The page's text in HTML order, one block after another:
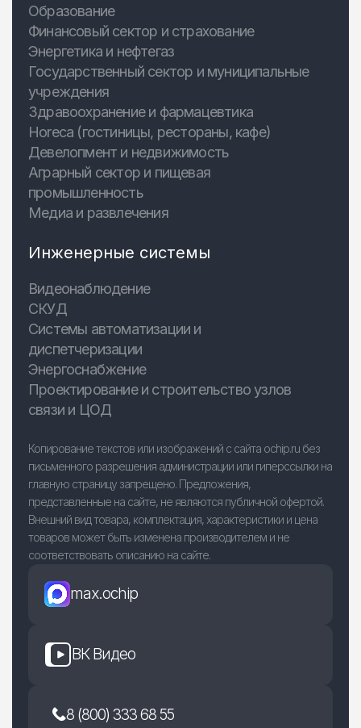
Образование
Финансовый сектор и страхование
Энергетика и нефтегаз
Государственный сектор и муниципальные
учреждения
Здравоохранение и фармацевтика
Horeca (гостиницы, рестораны, кафе)
Девелопмент и недвижимость
Аграрный сектор и пищевая
промышленность
Медиа и развлечения
Инженерные системы
Видеонаблюдение
СКУД
Системы автоматизации и
диспетчеризации
Энергоснабжение
Проектирование и строительство узлов
связи и ЦОД
Копирование текстов или изображений с сайта ochip.ru без
письменного разрешения администрации или гиперссылки на
главную страницу запрещено. Предложения,
представленные на сайте, не являются публичной офертой.
Внешний вид товара, комплектация, характеристики и цена
товаров может быть изменена производителем и не
соответствовать описанию на сайте.
max.ochip
ВК Видео
8 (800) 333 68 55